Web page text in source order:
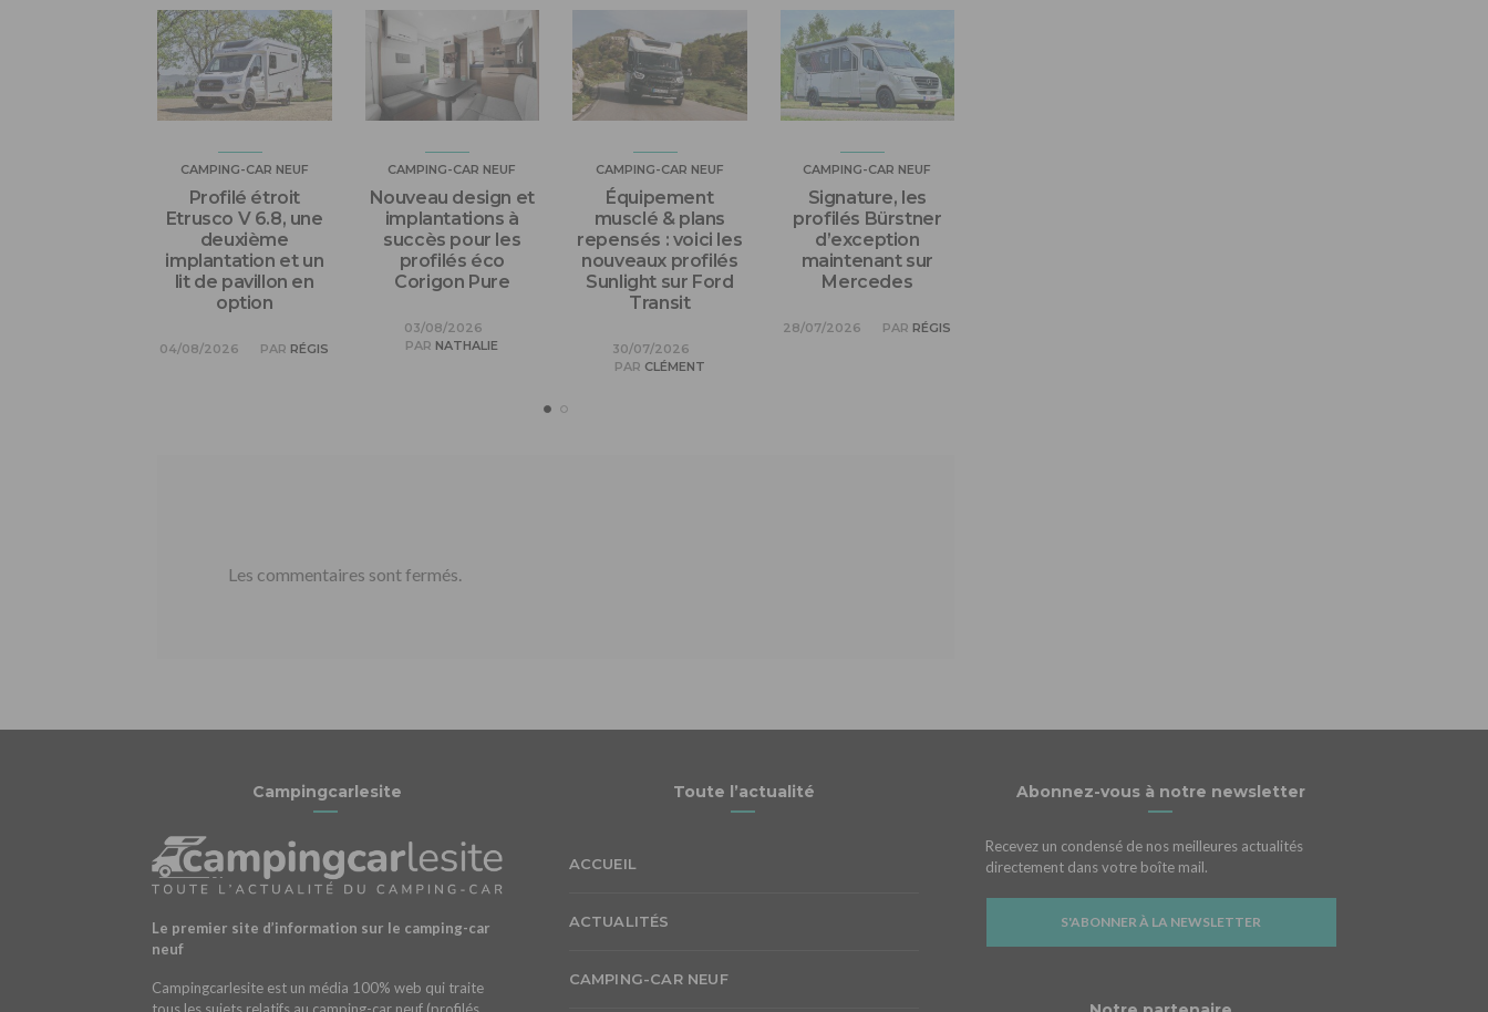
CAMPING-CAR NEUF
Profilé étroit
Etrusco V 6.8, une
deuxième
implantation et un
lit de pavillon en
option
04/08/2026 PAR RÉGIS
CAMPING-CAR NEUF
Nouveau design et
implantations à
succès pour les
profilés éco
Corigon Pure
03/08/2026
PAR NATHALIE
CAMPING-CAR NEUF
Équipement
musclé & plans
repensés : voici les
nouveaux profilés
Sunlight sur Ford
Transit
30/07/2026
PAR CLÉMENT
CAMPING-CAR NEUF
Signature, les
profilés Bürstner
d’exception
maintenant sur
Mercedes
28/07/2026 PAR RÉGIS
Les commentaires sont fermés.
Campingcarlesite
Le premier site d’information sur le camping-car
neuf
Campingcarlesite est un média 100% web qui traite
tous les sujets relatifs au camping-car neuf (profilés,
Toute l’actualité
ACCUEIL
ACTUALITÉS
CAMPING-CAR NEUF
Abonnez-vous à notre newsletter
Recevez un condensé de nos meilleures actualités
directement dans votre boîte mail.
S'ABONNER À LA NEWSLETTER